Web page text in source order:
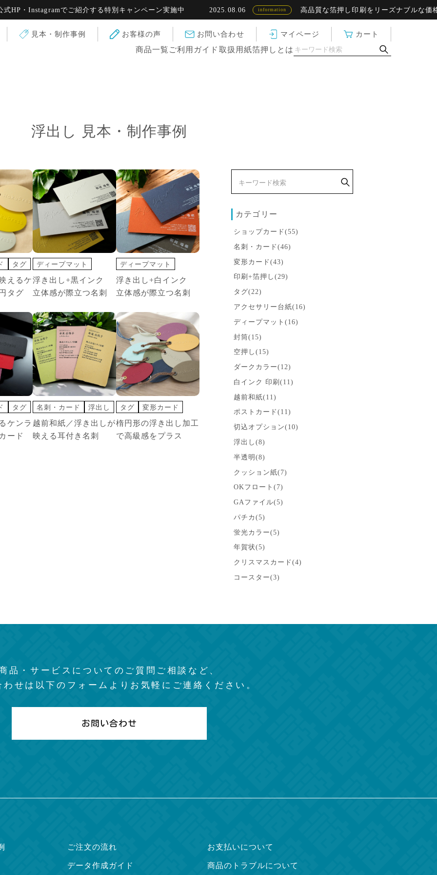
・Instagramでご紹介する特別キャンペーン実施中 2025.08.06 information 高品質な箔押し印刷をリーズナブルな価格
見本・制作事例 お客様の声 お問い合わせ マイページ カート
商品一覧 ご利用ガイド 取扱用紙箔押しとは
浮出し 見本・制作事例
タグ
出し
えるケ
タグ
ディープマット
印刷+箔押し
名刺・カード
浮出し
浮き出し+黒インク
立体感が際立つ名刺
ディープマット
印刷+箔押し
名刺・カード
浮出し
浮き出し+白インク
立体感が際立つ名刺
タグ
出し
ケンラ
ード
名刺・カード
浮出し
越前和紙
越前和紙／浮き出しが
映える耳付き名刺
タグ
変形カード
浮出し
楕円形の浮き出し加工
で高級感をプラス
カテゴリー
ショップカード(55)
名刺・カード(46)
変形カード(43)
印刷+箔押し(29)
タグ(22)
アクセサリー台紙(16)
ディープマット(16)
封筒(15)
空押し(15)
ダークカラー(12)
白インク 印刷(11)
越前和紙(11)
ポストカード(11)
切込オプション(10)
浮出し(8)
半透明(8)
クッション紙(7)
OKフロート(7)
GAファイル(5)
パチカ(5)
蛍光カラー(5)
年賀状(5)
クリスマスカード(4)
コースター(3)
品・サービスについての ご質問ご相談など、
わせは以下のフォームより お気軽にご連絡ください。
お問い合わせ
ご注文の流れ
データ作成ガイド
お支払いについて
商品のトラブルについて